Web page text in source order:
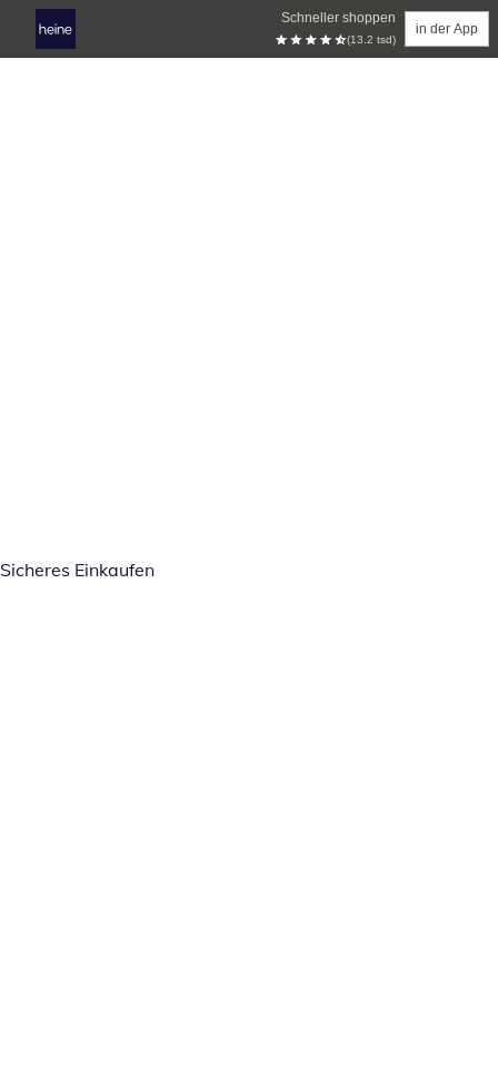
Schneller shoppen
(13.2 tsd)
in der App
Sicheres Einkaufen